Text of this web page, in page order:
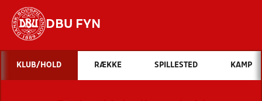
DBU FYN
Hvad vil du søge efter?
INDHOLD OG NYHEDER
KLUB/HOLD RÆKKE SPILLESTED KAMP